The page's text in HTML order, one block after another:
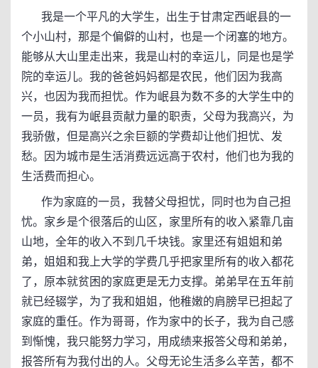
我是一个平凡的大学生，出生于甘肃定西岷县的一
个小山村，那是个偏僻的山村，也是一个闭塞的地方。
能够从大山里走出来，我是山村的幸运儿，同是也是学
院的幸运儿。我的爸爸妈妈都是农民，他们因为我高
兴，也因为我而担忧。作为岷县为数不多的大学生中的
一员，我有为岷县贡献力量的职责，父母为我高兴，为
我骄傲，但是高兴之余巨额的学费却让他们担忧、发
愁。因为城市是生活消费远远高于农村，他们也为我的
生活费而担心。
作为家庭的一员，我替父母担忧，同时也为自己担
忧。家乡是个很落后的山区，家里所有的收入紧靠几亩
山地，全年的收入不到几千块钱。家里还有姐姐和弟
弟，姐姐和我上大学的学费几乎把家里所有的收入都花
了，原本就贫困的家庭更是无力支撑。弟弟早在五年前
就已经辍学，为了我和姐姐，他稚嫩的肩膀早已担起了
家庭的重任。作为哥哥，作为家中的长子，我为自己感
到惭愧，我只能努力学习，用成绩来报答父母和弟弟，
报答所有为我付出的人。父母无论生活多么辛苦，都不